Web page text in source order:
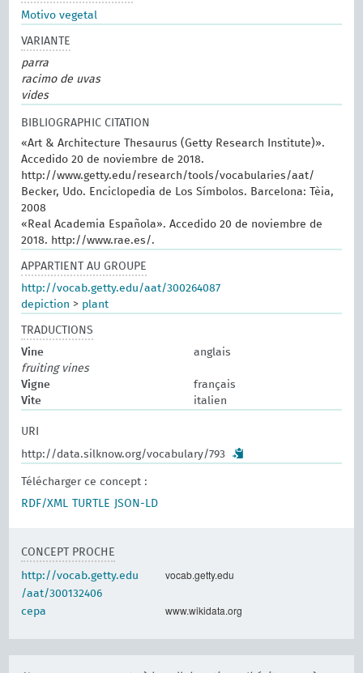
Motivo vegetal
VARIANTE
parra
racimo de uvas
vides
BIBLIOGRAPHIC CITATION
«Art & Architecture Thesaurus (Getty Research Institute)».
Accedido 20 de noviembre de 2018.
http://www.getty.edu/research/tools/vocabularies/aat/
Becker, Udo. Enciclopedia de Los Símbolos. Barcelona: Tèia,
2008
«Real Academia Española». Accedido 20 de noviembre de
2018. http://www.rae.es/.
APPARTIENT AU GROUPE
http://vocab.getty.edu/aat/300264087
depiction > plant
TRADUCTIONS
Vine
anglais
fruiting vines
Vigne
français
Vite
italien
URI
http://data.silknow.org/vocabulary/793
Télécharger ce concept :
RDF/XML
TURTLE JSON-LD
CONCEPT PROCHE
http://vocab.getty.edu
/aat/300132406
vocab.getty.edu
cepa www.wikidata.org